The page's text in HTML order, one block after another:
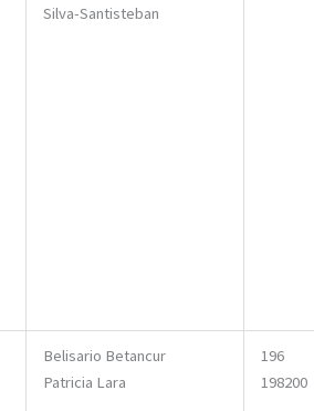
Silva-Santisteban
Belisario Betancur
Patricia Lara
196
198200